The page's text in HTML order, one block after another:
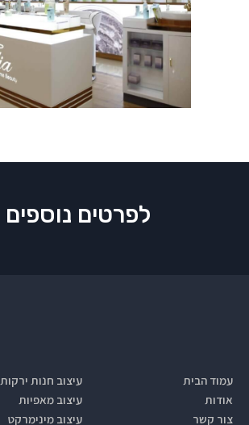
לפרטים נוספים
עמוד הבית
אודות
צור קשר
עיצוב חנות ירקות
עיצוב מאפיות
עיצוב מינימרקט